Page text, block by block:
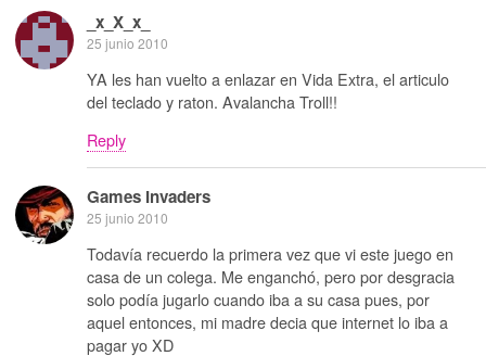
_x_X_x_
25 junio 2010
YA les han vuelto a enlazar en Vida Extra, el articulo
del teclado y raton. Avalancha Troll!!
Reply
Games Invaders
25 junio 2010
Todavía recuerdo la primera vez que vi este juego en
casa de un colega. Me enganchó, pero por desgracia
solo podía jugarlo cuando iba a su casa pues, por
aquel entonces, mi madre decia que internet lo iba a
pagar yo XD